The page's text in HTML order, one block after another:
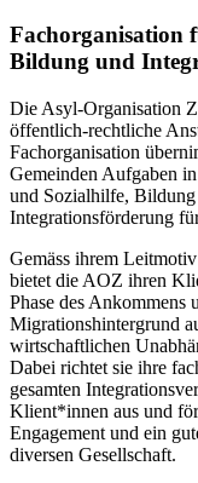
Fachorganisation
Bildung und
Die Asyl-Organisation
öffentlich-rechtliche
Fachorganisation
Gemeinden Aufgaben
und Sozialhilfe,
Integrationsförderung
Gemäss ihrem Leitmotiv
bietet die AOZ ihren
Phase des Ankommens
Migrationshintergrund
wirtschaftlichen
Dabei richtet sie ihre
gesamten
Klient*innen aus und
Engagement und ein
diversen Gesellschaft.